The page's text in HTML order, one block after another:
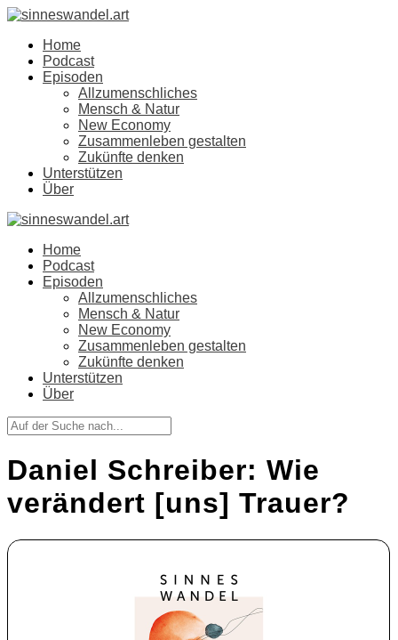
Home
Podcast
Episoden
Allzumenschliches
Mensch & Natur
New Economy
Zusammenleben gestalten
Zukünfte denken
Unterstützen
Über
Home
Podcast
Episoden
Allzumenschliches
Mensch & Natur
New Economy
Zusammenleben gestalten
Zukünfte denken
Unterstützen
Über
Daniel Schreiber: Wie
verändert [uns] Trauer?